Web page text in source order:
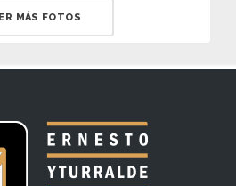
MÁS FOTOS